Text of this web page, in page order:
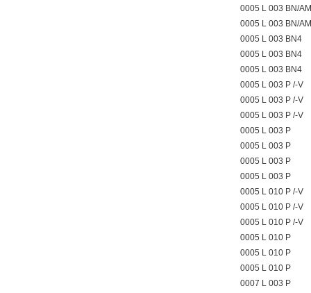
0005 L 003 BN/
0005 L 003 BN/
0005 L 003 BN4
0005 L 003 BN4
0005 L 003 BN4
0005 L 003 P /-V
0005 L 003 P /-V
0005 L 003 P /-V
0005 L 003 P
0005 L 003 P
0005 L 003 P
0005 L 003 P
0005 L 010 P /-V
0005 L 010 P /-V
0005 L 010 P /-V
0005 L 010 P
0005 L 010 P
0005 L 010 P
0007 L 003 P